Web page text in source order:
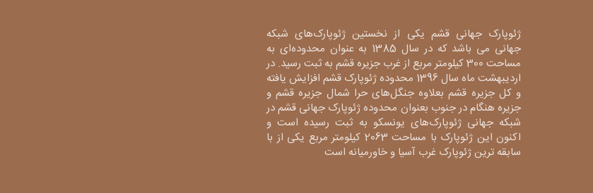
ژئوپارک جهانی قشم یکی از نخستین ژئوپارک‌های شبکه
جهانی می باشد که در سال 1385 به عنوان محدوده‌ای به
مساحت 300 کیلومتر مربع از غرب جزیره قشم به ثبت رسید. در
اردیبهشت ماه سال 1396 محدوده ژئوپارک قشم افزایش یافته
و کل جزیره قشم بعلاوه جنگل‌های حرا شمال جزیره قشم و
جزیره هنگام در جنوب بعنوان محدوده ژئوپارک جهانی قشم در
شبکه جهانی ژئوپارک‌های یونسکو به ثبت رسیده است و
اکنون این ژئوپارک با مساحت 2063 کیلومتر مربع یکی از با
سابقه ترین ژئوپارک غرب آسیا و خاورمیانه است